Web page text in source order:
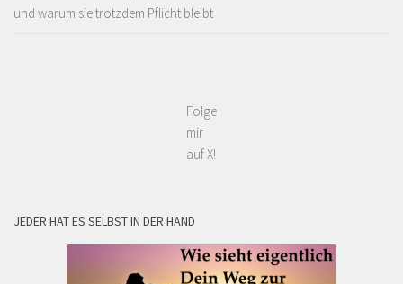
und warum sie trotzdem Pflicht bleibt
Folge
mir
auf X!
JEDER HAT ES SELBST IN DER HAND